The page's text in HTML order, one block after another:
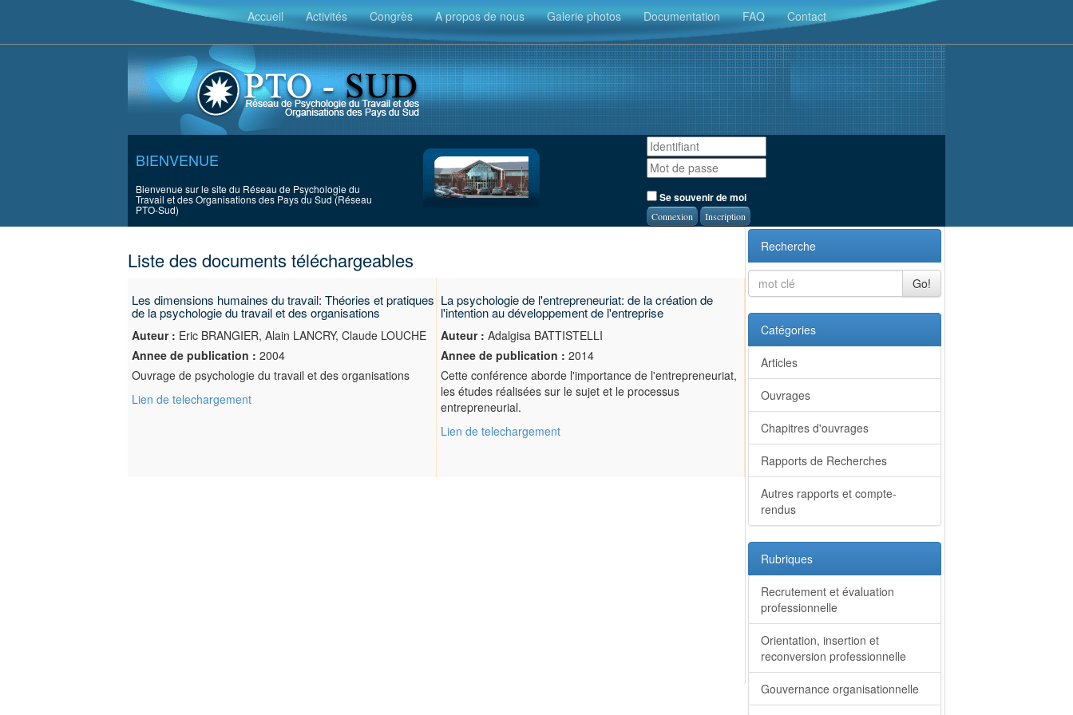
Accueil Activités Congrès A propos de nous Galerie photos Documentation FAQ Contact
BIENVENUE
Bienvenue sur le site du Réseau de Psychologie du
Travail et des Organisations des Pays du Sud (Réseau
PTO-Sud)
Se souvenir de moi
Inscription
Liste des documents téléchargeables
Les dimensions humaines du travail: Théories et pratiques
de la psychologie du travail et des organisations
Auteur : Eric BRANGIER, Alain LANCRY, Claude LOUCHE
Annee de publication : 2004
Ouvrage de psychologie du travail et des organisations
Lien de telechargement
La psychologie de l'entrepreneuriat: de la création de
l'intention au développement de l'entreprise
Auteur : Adalgisa BATTISTELLI
Annee de publication : 2014
Cette conférence aborde l'importance de l'entrepreneuriat,
les études réalisées sur le sujet et le processus
entrepreneurial.
Lien de telechargement
Recherche
Go!
Catégories
Articles
Ouvrages
Chapitres d'ouvrages
Rapports de Recherches
Autres rapports et compte-
rendus
Rubriques
Recrutement et évaluation
professionnelle
Orientation, insertion et
reconversion professionnelle
Gouvernance organisationnelle